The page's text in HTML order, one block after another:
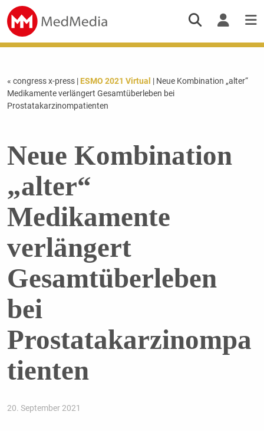
« congress x-press | ESMO 2021 Virtual | Neue Kombination „alter“
Medikamente verlängert Gesamtüberleben bei
Prostatakarzinompatienten
Neue Kombination
„alter“
Medikamente
verlängert
Gesamtüberleben
bei
Prostatakarzinompa
tienten
20. September 2021